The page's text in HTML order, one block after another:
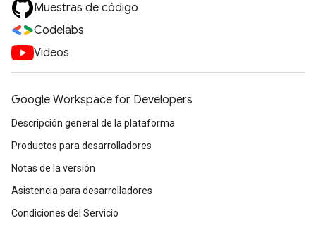
Muestras de código
Codelabs
Videos
Google Workspace for Developers
Descripción general de la plataforma
Productos para desarrolladores
Notas de la versión
Asistencia para desarrolladores
Condiciones del Servicio